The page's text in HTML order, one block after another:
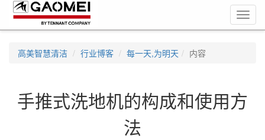
高美智慧清洁 行业博客 每一天,为明天 内容
手推式洗地机的构成和使用方
法